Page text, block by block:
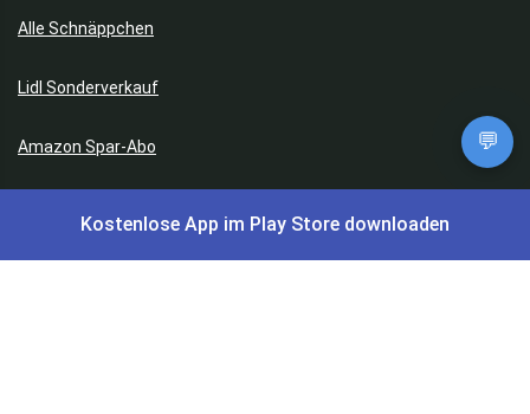
Alle Schnäppchen
Lidl Sonderverkauf
Amazon Spar-Abo
AOK Gratisgeschenke
💬
Kostenlose App im Play Store downloaden